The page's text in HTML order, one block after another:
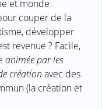
et monde
couper de la
développer
revenue ? Facile,
animée par les
création avec des
(la création et